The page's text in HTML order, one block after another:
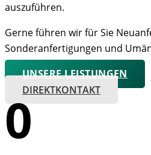
auszuführen.
Gerne führen wir für Sie
Sonderanfertigungen und
UNSERE LEISTUNGEN
DIREKTKONTAKT
0